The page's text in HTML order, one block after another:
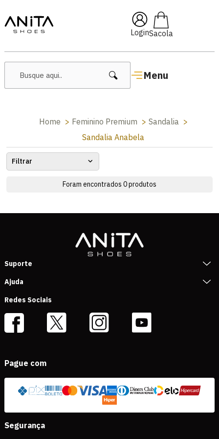
Login
Menu
🔥 Lançamentos Femininos
Home Feminino Premium
Sandalia
Sandalia Anabela
Filtrar
Foram encontrados 0produtos
Suporte
Ajuda
Redes Sociais
Pague com
Segurança